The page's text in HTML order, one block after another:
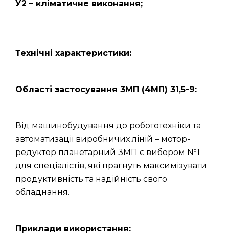
У2 – кліматичне виконання;
Технічні характеристики:
Області застосування 3МП (4МП) 31,5-9:
Від машинобудування до робототехніки та
автоматизації виробничих ліній – мотор-
редуктор планетарний 3МП є вибором №1
для спеціалістів, які прагнуть максимізувати
продуктивність та надійність свого
обладнання.
Приклади використання: